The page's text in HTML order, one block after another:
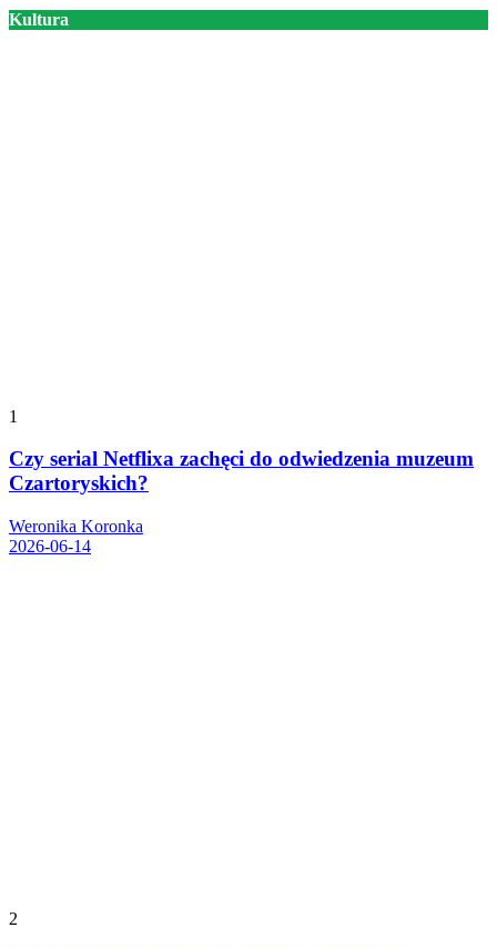
Kultura
1
Czy serial Netflixa zachęci do odwiedzenia muzeum
Czartoryskich?
Weronika Koronka
2026-06-14
2